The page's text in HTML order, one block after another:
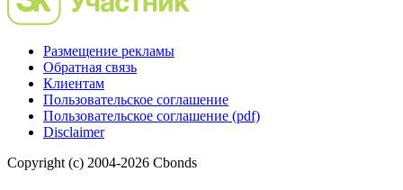
Размещение рекламы
Обратная связь
Пользовательское соглашение